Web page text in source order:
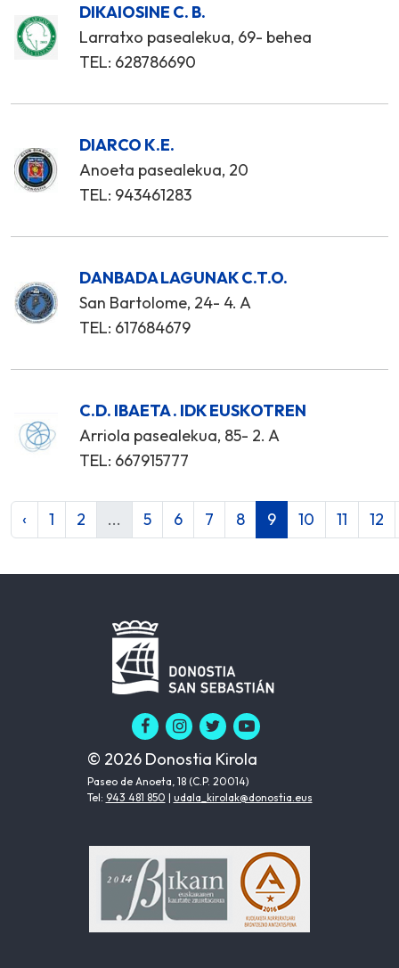
DIKAIOSINE C. B.
Larratxo pasealekua, 69- behea
TEL: 628786690
DIARCO K.E.
Anoeta pasealekua, 20
TEL: 943461283
DANBADA LAGUNAK C.T.O.
San Bartolome, 24- 4. A
TEL: 617684679
C.D. IBAETA . IDK EUSKOTREN
Arriola pasealekua, 85- 2. A
TEL: 667915777
‹ 1 2 ... 5 6 7 8 9 10 11 12
© 2026 Donostia Kirola
Paseo de Anoeta, 18 (C.P. 20014)
Tel: 943 481 850 | udala_kirolak@donostia.eus